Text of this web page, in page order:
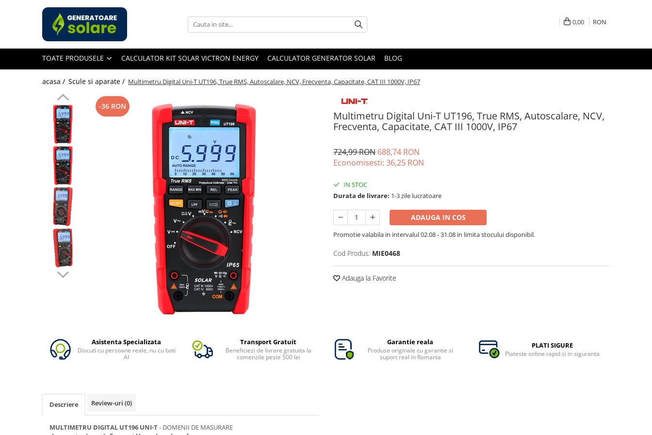
Toate Produsele
Cauta dupa capacitate
Intre 1000-2000W
Intre 2000-3000W
Cauta dupa marca
Vezi toate statiile
Accesorii Statii de Alimentare
Kituri Generatoare Solare
Cauta dupa capacitate
Toate generatoarele
Cauta dupa marca
0,00 RON
TOATE PRODUSELE CALCULATOR KIT SOLAR VICTRON ENERGY CALCULATOR GENERATOR SOLAR BLOG
acasa / Scule si aparate / Multimetru Digital Uni-T UT196, True RMS, Autoscalare, NCV, Frecventa, Capacitate, CAT III 1000V, IP67
Multimetru Digital Uni-T UT196, True RMS, Autoscalare, NCV,
Frecventa, Capacitate, CAT III 1000V, IP67
-36 RON
724,99 RON 688,74 RON
Economisesti: 36,25 RON
IN STOC
Durata de livrare: 1-3 zile lucratoare
ADAUGA IN COS
Promotie valabila in intervalul 02.08 - 31.08 in limita stocului disponibil.
Cod Produs: MIE0468
Adauga la Favorite
Asistenta Specializata
Discuti cu persoane reale, nu cu boti
AI
Transport Gratuit
Beneficiezi de livrare gratuita la
comenzile peste 500 lei
Garantie reala
Produse originale cu garantie si
suport real in Romania
PLATI SIGURE
Plateste online rapid si in siguranta
Descriere Review-uri (0)
MULTIMETRU DIGITAL UT196 UNI-T- DOMENII DE MASURARE